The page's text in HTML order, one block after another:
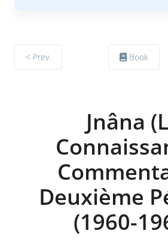
< Prev. Book
Jnâna
Deuxième
(1960-